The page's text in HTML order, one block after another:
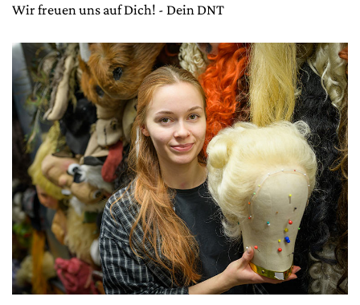
Wir freuen uns auf Dich! - Dein DNT